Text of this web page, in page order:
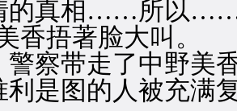
的真相……所以……
香捂著脸大叫。
带走了中野美
利是图的人被充满